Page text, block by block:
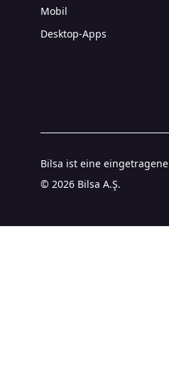
Mobil
Desktop-Apps
Bilsa ist eine eingetragene
© 2026 Bilsa A.Ş.